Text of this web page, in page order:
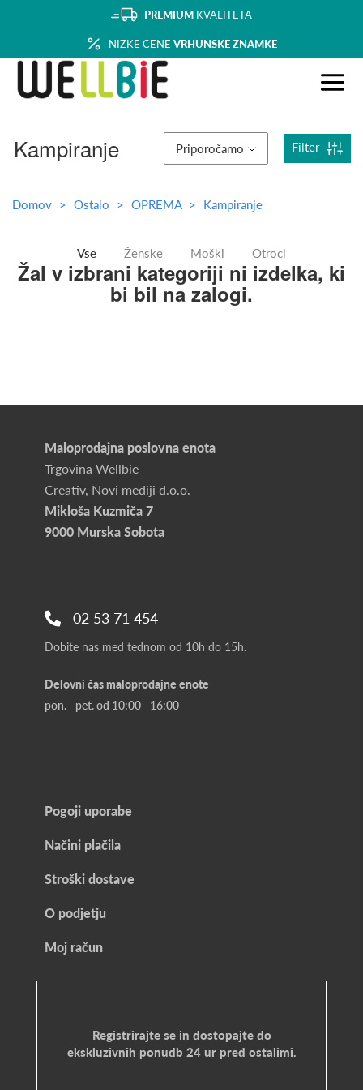
PREMIUM KVALITETA
NIZKE CENE VRHUNSKE ZNAMKE
Kampiranje Priporočamo Filter
Domov Ostalo OPREMA Kampiranje
Vse Ženske Moški Otroci
Žal v izbrani kategoriji ni izdelka, ki
bi bil na zalogi.
Maloprodajna poslovna enota
Trgovina Wellbie
Creativ, Novi mediji d.o.o.
Mikloša Kuzmiča 7
9000 Murska Sobota
02 53 71 454
Dobite nas med tednom od 10h do 15h.
Delovni čas maloprodajne enote
pon. - pet. od 10:00 - 16:00
Pogoji uporabe
Načini plačila
Stroški dostave
O podjetju
Moj račun
Registrirajte se in dostopajte do
ekskluzivnih ponudb 24 ur pred ostalimi.